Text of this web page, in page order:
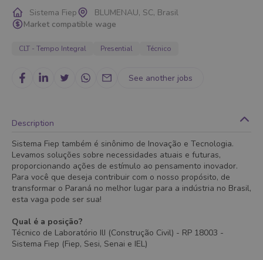
Sistema Fiep
BLUMENAU, SC, Brasil
Market compatible wage
CLT - Tempo Integral Presential Técnico
See another jobs
Description
Sistema Fiep também é sinônimo de Inovação e Tecnologia.
Levamos soluções sobre necessidades atuais e futuras,
proporcionando ações de estímulo ao pensamento inovador.
Para você que deseja contribuir com o nosso propósito, de
transformar o Paraná no melhor lugar para a indústria no Brasil,
esta vaga pode ser sua!
Qual é a posição?
Técnico de Laboratório IlI (Construção Civil) - RP 18003 -
Sistema Fiep (Fiep, Sesi, Senai e IEL)